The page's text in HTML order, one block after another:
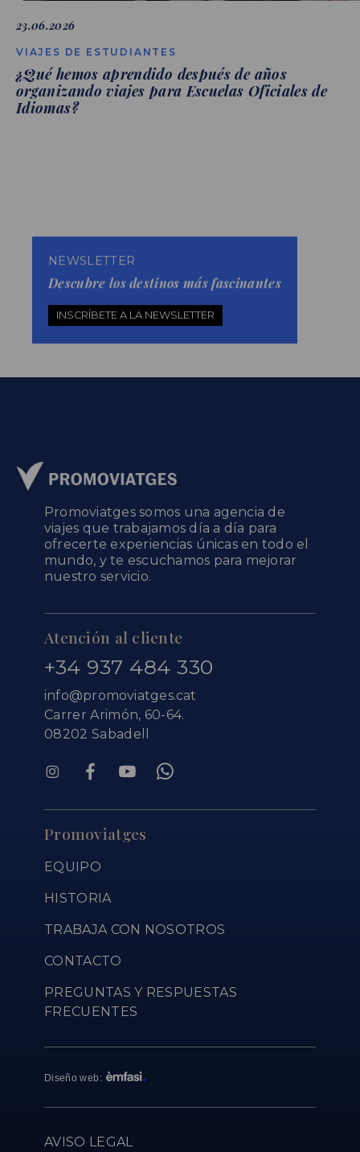
23.06.2026
VIAJES DE ESTUDIANTES
¿Qué hemos aprendido después de años
organizando viajes para Escuelas Oficiales de
Idiomas?
NEWSLETTER
Descubre los destinos más fascinantes
INSCRÍBETE A LA NEWSLETTER
Promoviatges somos una agencia de
viajes que trabajamos día a día para
ofrecerte experiencias únicas en todo el
mundo, y te escuchamos para mejorar
nuestro servicio.
Atención al cliente
+34 937 484 330
info@promoviatges.cat
Carrer Arimón, 60-64.
08202 Sabadell
Promoviatges
EQUIPO
HISTORIA
TRABAJA CON NOSOTROS
CONTACTO
PREGUNTAS Y RESPUESTAS
FRECUENTES
AVISO LEGAL
Diseño web :